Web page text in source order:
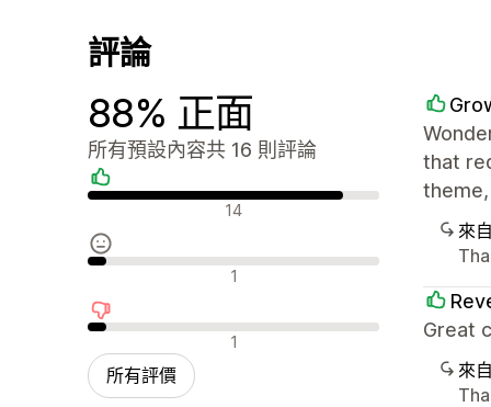
評論
88% 正面
所有預設內容共 16 則評論
正面評論 14
中立評論 1
負面評論 1
所有評價
that
來
Great
來